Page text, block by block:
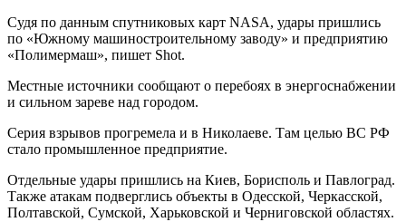
Судя по данным спутниковых карт NASA, удары пришлись
по «Южному машиностроительному заводу» и предприятию
«Полимермаш», пишет Shot.
Местные источники сообщают о перебоях в энергоснабжении
и сильном зареве над городом.
Серия взрывов прогремела и в Николаеве. Там целью ВС РФ
стало промышленное предприятие.
Отдельные удары пришлись на Киев, Борисполь и Павлоград.
Также атакам подверглись объекты в Одесской, Черкасской,
Полтавской, Сумской, Харьковской и Черниговской областях.